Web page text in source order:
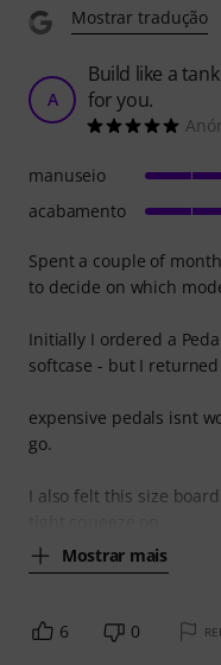
Mostrar tradução
A
Build like a
for you.
Spent a couple of
to decide on which
Initially I ordered a
softcase - but I
expensive pedals isnt
go.
I also felt this size
Mostrar mais
manuseio
acabamento
6 0